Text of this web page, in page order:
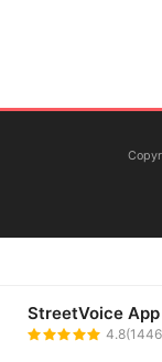
StreetVoice App